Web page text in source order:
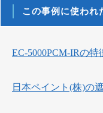
この事例に使われ
EC-5000PCM-IRの特
日本ペイント(株)の